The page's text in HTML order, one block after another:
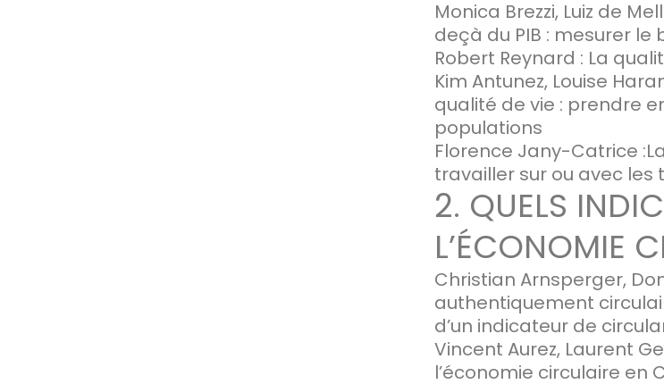
Monica Brezzi, Luiz de
deçà du PIB : mesurer le
Robert Reynard : La
Kim Antunez, Louise
qualité de vie : prendre
populations
Florence Jany-Catrice
travailler sur ou avec les
2. QUELS
L’ÉCONOMIE
Christian Arnsperger,
authentiquement
d’un indicateur de
Vincent Aurez, Laurent
l’économie circulaire en